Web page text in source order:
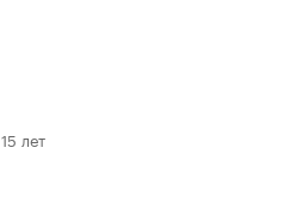
15 лет